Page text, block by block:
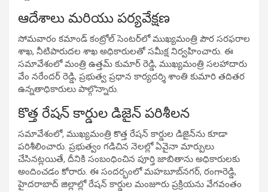
ఆదేశాలు మరియు పర్యవేక్షణ
సోమవారం కమాండ్ కంట్రోల్ సెంటర్‌లో ముఖ్యమంత్రి పౌర సరఫరాల
శాఖ, నీటిపారుదల శాఖ అధికారులతో సమీక్ష నిర్వహించారు. ఈ
సమావేశంలో మంత్రి ఉత్తమ్ కుమార్ రెడ్డి, ముఖ్యమంత్రి సలహాదారు
వేం నరేందర్ రెడ్డి, ప్రభుత్వ ప్రధాన కార్యదర్శి శాంతి కుమారి తదితర
ఉన్నతాధికారులు పాల్గొన్నారు.
కొత్త రేషన్ కార్డుల డిజైన్ పరిశీలన
సమావేశంలో, ముఖ్యమంత్రి కొత్త రేషన్ కార్డుల డిజైన్‌ను కూడా
పరిశీలించారు. ప్రభుత్వం గడిచిన నెలల్లో ఏవైనా మార్పులు
చేసినట్లయితే, దీనికి సంబంధించిన పూర్తి జాబితాను అధికారులకు
అందించడం కోరారు. ఈ సందర్భంలో మహబూబ్‌నగర్, రంగారెడ్డి,
హైదరాబాద్ జిల్లాల్లో రేషన్ కార్డుల మంజూరు ప్రక్రియను వేగవంతం